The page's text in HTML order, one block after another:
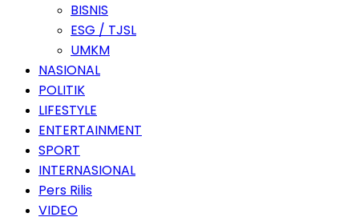
BISNIS
ESG / TJSL
UMKM
NASIONAL
POLITIK
LIFESTYLE
ENTERTAINMENT
SPORT
INTERNASIONAL
Pers Rilis
VIDEO